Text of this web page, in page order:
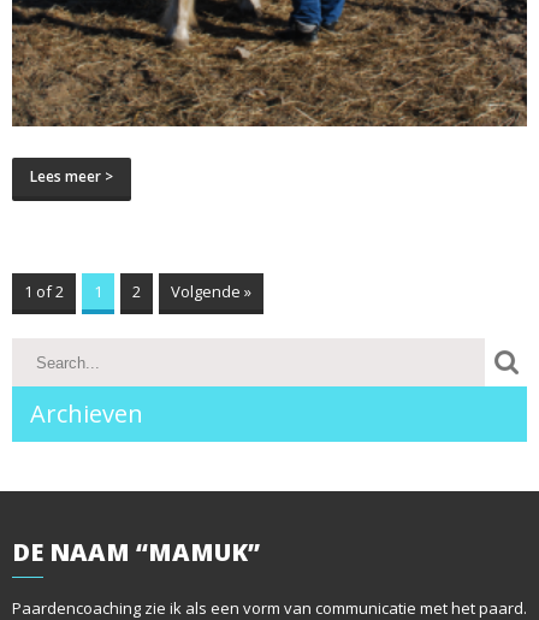
Lees meer >
1 of 2 1 2 Volgende »
Archieven
DE NAAM “MAMUK”
Paardencoaching zie ik als een vorm van communicatie met het paard.